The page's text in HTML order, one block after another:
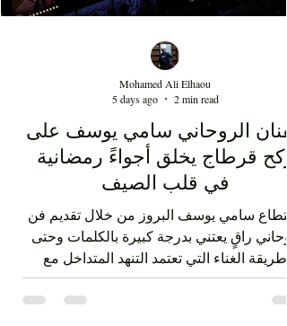
الروحاني سامي يوسف على
ركح قرطاج يخلق أجواءً رمضانية
في قلب الصيف
سامي يوسف البروز من خلال تقديم فن
راقٍ يعتني بدرجة كبيرة بالكلمات وحتى
Mohamed Ali Elhaou
5 days ago
2 min read